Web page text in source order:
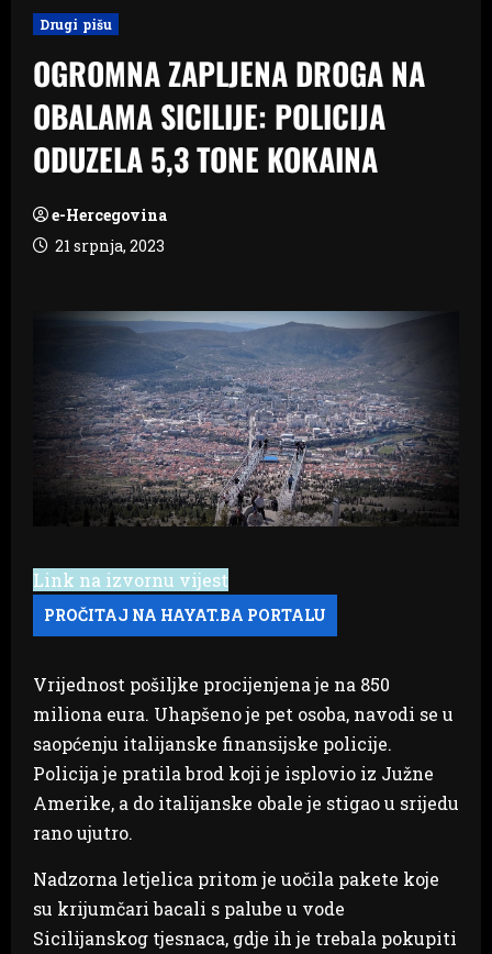
Drugi pišu
OGROMNA ZAPLJENA DROGA NA
OBALAMA SICILIJE: POLICIJA
ODUZELA 5,3 TONE KOKAINA
e-Hercegovina
21 srpnja, 2023
Link na izvornu vijest
Vrijednost pošiljke procijenjena je na 850
miliona eura. Uhapšeno je pet osoba, navodi se u
saopćenju italijanske finansijske policije.
Policija je pratila brod koji je isplovio iz Južne
Amerike, a do italijanske obale je stigao u srijedu
rano ujutro.
Nadzorna letjelica pritom je uočila pakete koje
su krijumčari bacali s palube u vode
Sicilijanskog tjesnaca, gdje ih je trebala pokupiti